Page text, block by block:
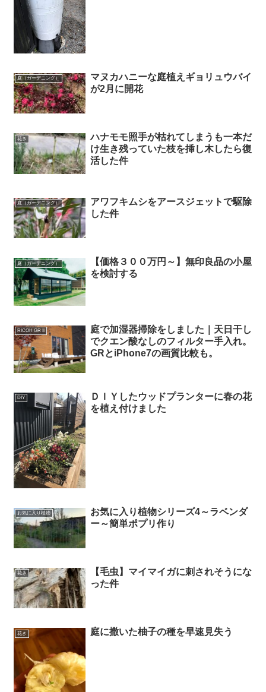
庭（ガーデニング）
マヌカハニーな庭植えギョリュウバイ
が2月に開花
花き
ハナモモ照手が枯れてしまうも一本だ
け生き残っていた枝を挿し木したら復
活した件
庭（ガーデニング）
アワフキムシをアースジェットで駆除
した件
庭（ガーデニング）
【価格３００万円～】無印良品の小屋
を検討する
RICOH GR II
庭で加湿器掃除をしました｜天日干し
でクエン酸なしのフィルター手入れ。
GRとiPhone7の画質比較も。
DIY
ＤＩＹしたウッドプランターに春の花
を植え付けました
お気に入り植物
お気に入り植物シリーズ4～ラベンダ
ー～簡単ポプリ作り
花き
【毛虫】マイマイガに刺されそうにな
った件
花き 庭に撒いた柚子の種を早速見失う